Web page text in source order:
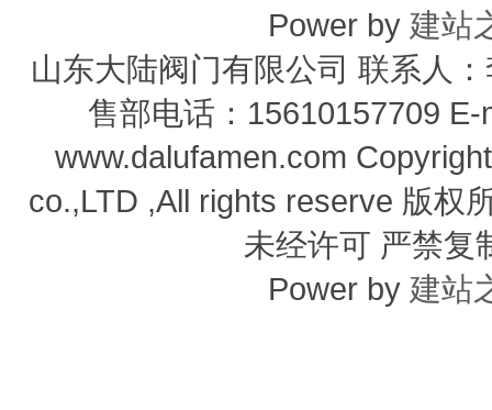
Power by 建站
山东大陆阀门有限公司 联系人
售部电话：15610157709
www.dalufamen.com
co.,LTD ,All rights reserve 版权
未经许可 严禁复
Power by 建站